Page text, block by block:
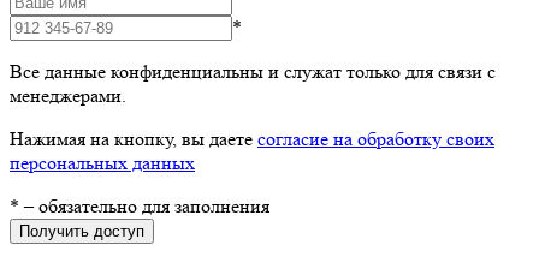
*
Все данные конфиденциальны и служат только для связи с
менеджерами.
Нажимая на кнопку, вы даете согласие на обработку своих
персональных данных
* – обязательно для заполнения
Получить доступ